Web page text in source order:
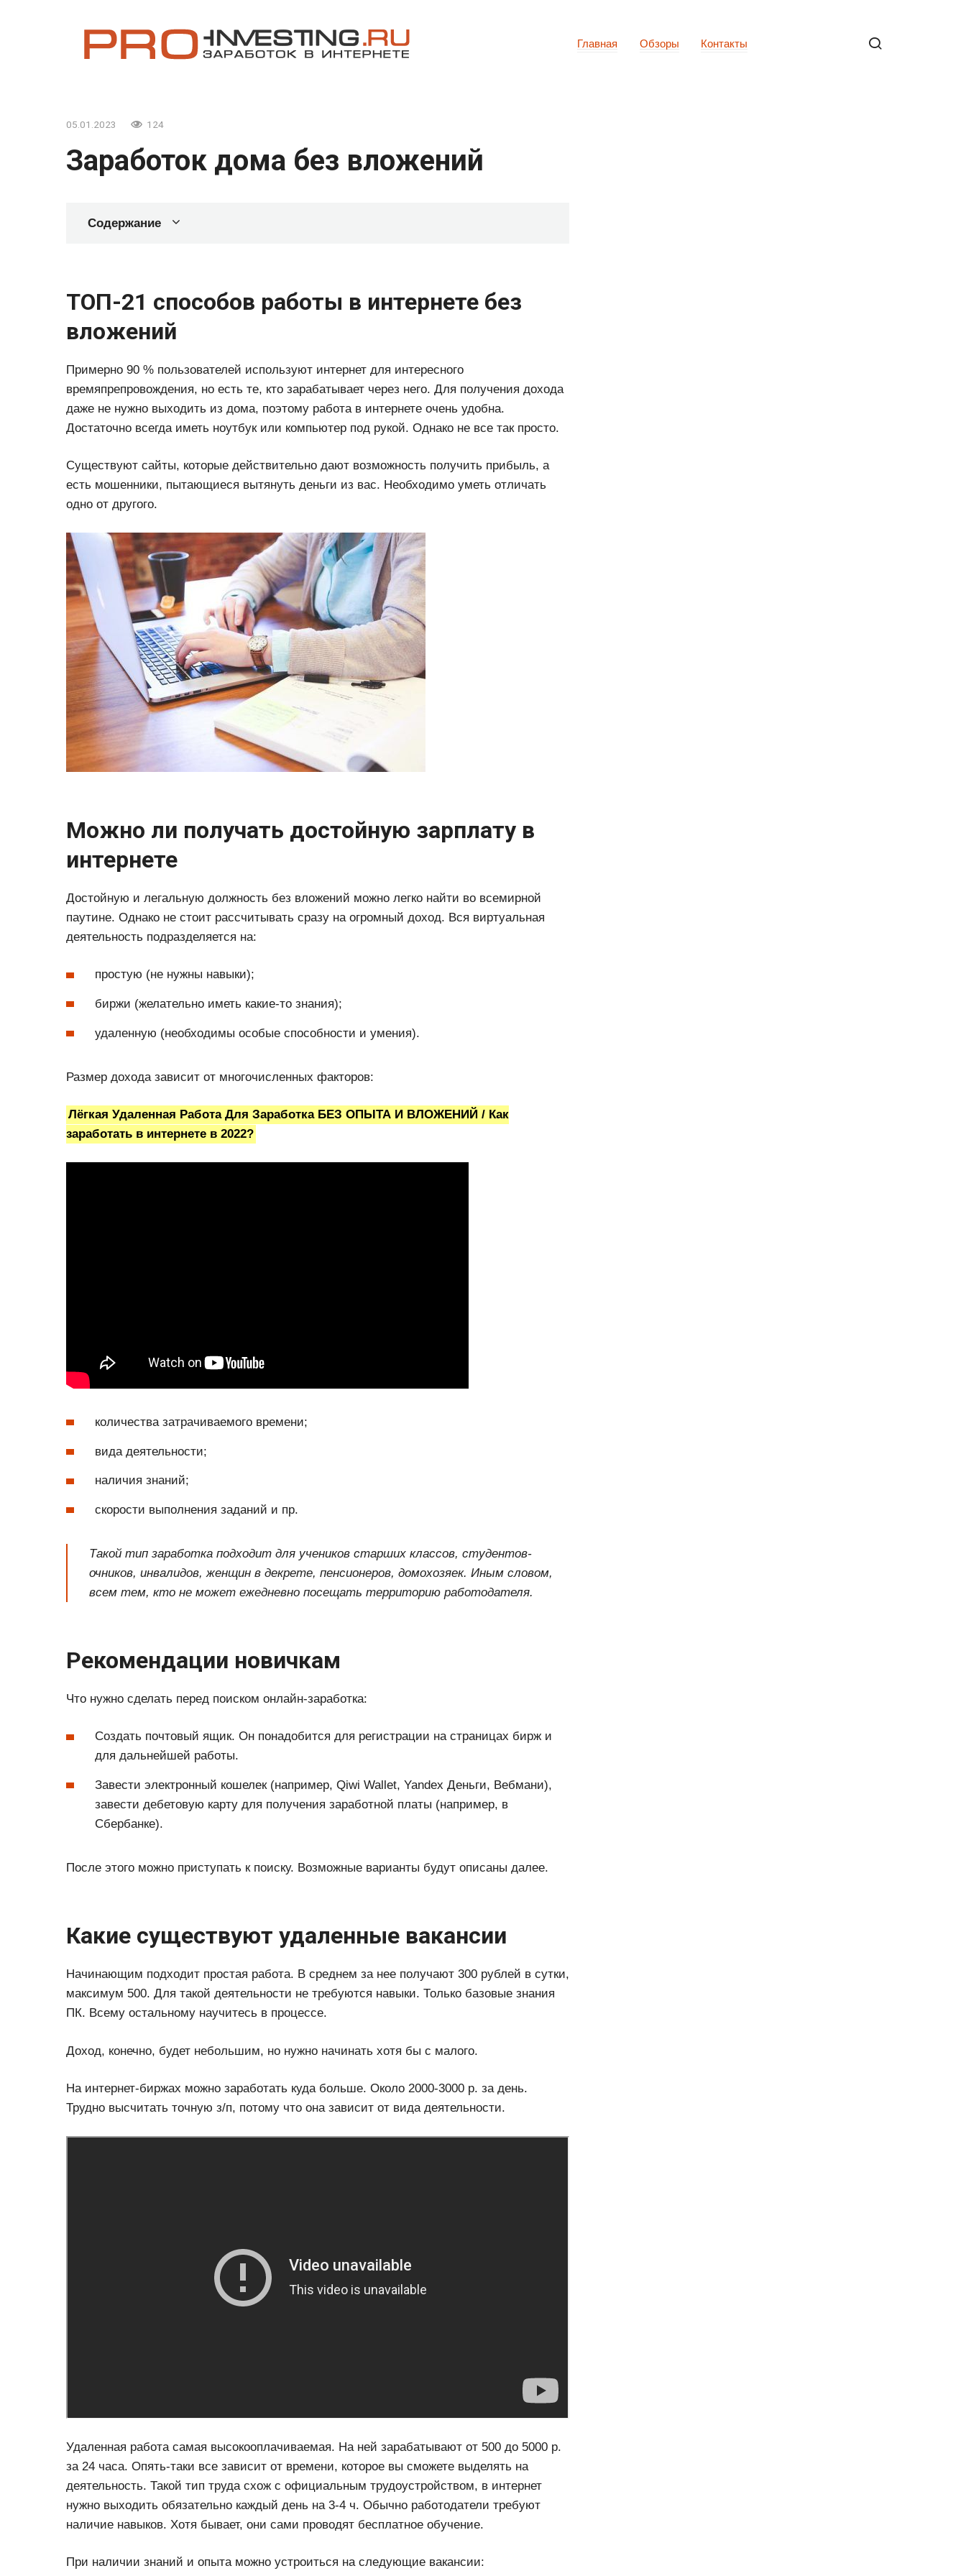
Главная Обзоры Контакты
05.01.2023 124
Заработок дома без вложений
Содержание
ТОП-21 способов работы в интернете без
вложений
Примерно 90 % пользователей используют интернет для интересного
времяпрепровождения, но есть те, кто зарабатывает через него. Для получения дохода
даже не нужно выходить из дома, поэтому работа в интернете очень удобна.
Достаточно всегда иметь ноутбук или компьютер под рукой. Однако не все так просто.
Существуют сайты, которые действительно дают возможность получить прибыль, а
есть мошенники, пытающиеся вытянуть деньги из вас. Необходимо уметь отличать
одно от другого.
Можно ли получать достойную зарплату в
интернете
Достойную и легальную должность без вложений можно легко найти во всемирной
паутине. Однако не стоит рассчитывать сразу на огромный доход. Вся виртуальная
деятельность подразделяется на:
простую (не нужны навыки);
биржи (желательно иметь какие-то знания);
удаленную (необходимы особые способности и умения).
Размер дохода зависит от многочисленных факторов:
Лёгкая Удаленная Работа Для Заработка БЕЗ ОПЫТА И ВЛОЖЕНИЙ / Как
заработать в интернете в 2022?
количества затрачиваемого времени;
вида деятельности;
наличия знаний;
скорости выполнения заданий и пр.
Такой тип заработка подходит для учеников старших классов, студентов-
очников, инвалидов, женщин в декрете, пенсионеров, домохозяек. Иным словом,
всем тем, кто не может ежедневно посещать территорию работодателя.
Рекомендации новичкам
Что нужно сделать перед поиском онлайн-заработка:
Создать почтовый ящик. Он понадобится для регистрации на страницах бирж и
для дальнейшей работы.
Завести электронный кошелек (например, Qiwi Wallet, Yandex Деньги, Вебмани),
завести дебетовую карту для получения заработной платы (например, в
Сбербанке).
После этого можно приступать к поиску. Возможные варианты будут описаны далее.
Какие существуют удаленные вакансии
Начинающим подходит простая работа. В среднем за нее получают 300 рублей в сутки,
максимум 500. Для такой деятельности не требуются навыки. Только базовые знания
ПК. Всему остальному научитесь в процессе.
Доход, конечно, будет небольшим, но нужно начинать хотя бы с малого.
На интернет-биржах можно заработать куда больше. Около 2000-3000 р. за день.
Трудно высчитать точную з/п, потому что она зависит от вида деятельности.
Удаленная работа самая высокооплачиваемая. На ней зарабатывают от 500 до 5000 р.
за 24 часа. Опять-таки все зависит от времени, которое вы сможете выделять на
деятельность. Такой тип труда схож с официальным трудоустройством, в интернет
нужно выходить обязательно каждый день на 3-4 ч. Обычно работодатели требуют
наличие навыков. Хотя бывает, они сами проводят бесплатное обучение.
При наличии знаний и опыта можно устроиться на следующие вакансии: